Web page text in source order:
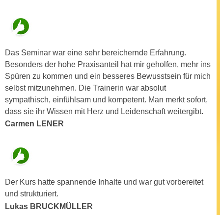
Das Seminar war eine sehr bereichernde Erfahrung.
Besonders der hohe Praxisanteil hat mir geholfen, mehr ins
Spüren zu kommen und ein besseres Bewusstsein für mich
selbst mitzunehmen. Die Trainerin war absolut
sympathisch, einfühlsam und kompetent. Man merkt sofort,
dass sie ihr Wissen mit Herz und Leidenschaft weitergibt.
Carmen LENER
Der Kurs hatte spannende Inhalte und war gut vorbereitet
und strukturiert.
Lukas BRUCKMÜLLER
n
l
i
n
e
-
J
e
y
z
a
u
c
h
a
n
U
n
e
h